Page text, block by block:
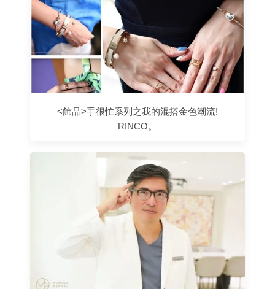
<飾品>手很忙系列之我的混搭金色潮流!
RINCO。